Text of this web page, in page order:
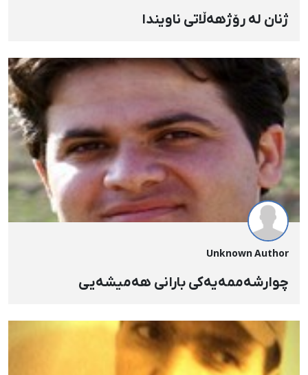
ژنان لە رۆژهەڵاتی ناویندا
Unknown Author
چوارشه‌ممه‌یه‌کی بارانی هه‌میشه‌یی